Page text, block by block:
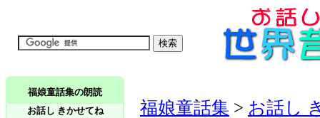
福娘童話集の朗読
お話し きかせてね
福娘童話集 > お話し